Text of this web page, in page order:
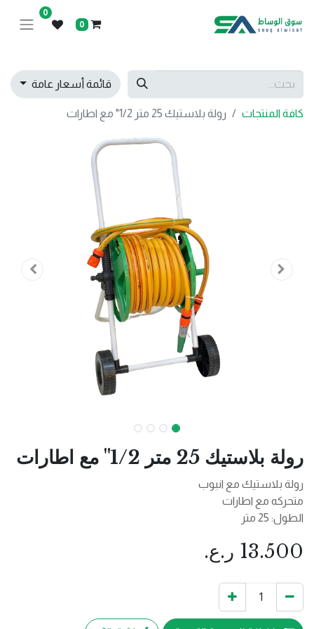
0
0
قائمة أسعار عامة
كافة المنتجات رولة بلاستيك 25 متر 1/2" مع اطارات
رولة بلاستيك 25 متر 1/2" مع اطارات
رولة بلاستيك مع انبوب
متحركه مع اطارات
الطول: 25 متر
13.500 ر.ع.